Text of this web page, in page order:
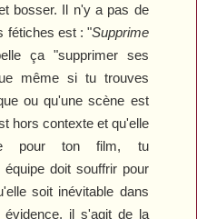
bosser. Il n'y a pas de
fétiches est : "Supprime
ça "supprimer ses
même si tu trouves
ou qu'une scène est
hors contexte et qu'elle
pour ton film, tu
doit souffrir pour
soit inévitable dans
évidence, il s'agit de la